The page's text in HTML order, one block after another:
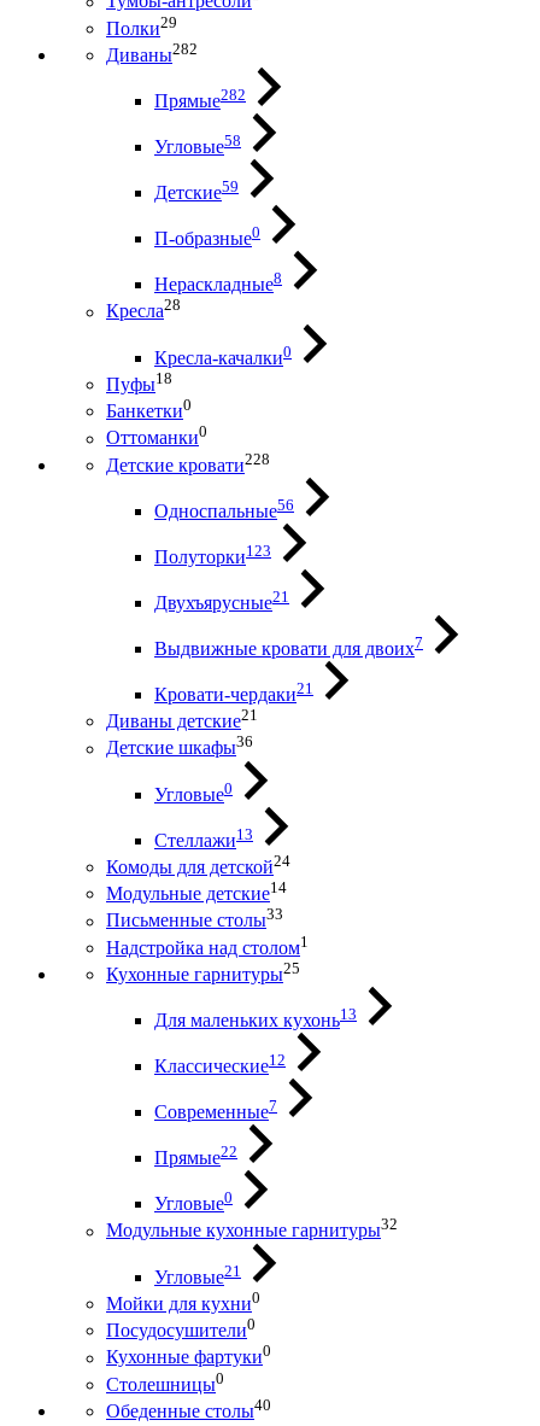
Полки29
Диваны282
Прямые282
Угловые58
Детские59
П-образные0
Нераскладные8
Кресла28
Кресла-качалки0
Пуфы18
Банкетки0
Оттоманки0
Детские кровати228
Односпальные56
Полуторки123
Двухъярусные21
Выдвижные кровати для двоих7
Кровати-чердаки21
Диваны детские21
Детские шкафы36
Угловые0
Стеллажи13
Комоды для детской24
Модульные детские14
Письменные столы33
Надстройка над столом1
Кухонные гарнитуры25
Для маленьких кухонь13
Классические12
Современные7
Прямые22
Угловые0
Модульные кухонные гарнитуры32
Угловые21
Мойки для кухни0
Посудосушители0
Кухонные фартуки0
Столешницы0
Обеденные столы40